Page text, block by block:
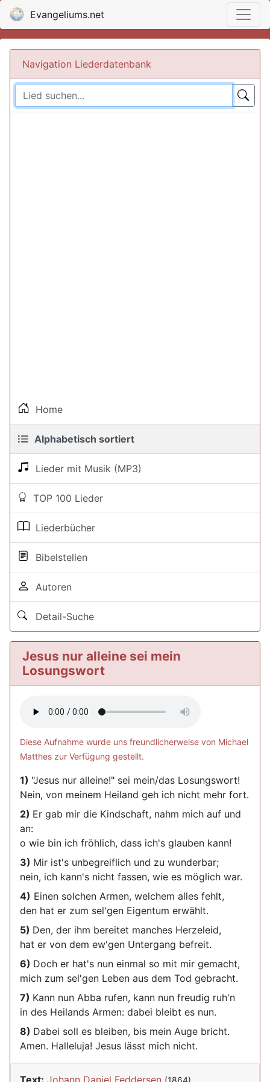
Evangeliums.net
Navigation Liederdatenbank
Home
Alphabetisch sortiert
Lieder mit Musik (MP3)
TOP 100 Lieder
Liederbücher
Bibelstellen
Autoren
Detail-Suche
Jesus nur alleine sei mein
Losungswort
Diese Aufnahme wurde uns freundlicherweise von Michael
Matthes zur Verfügung gestellt.
1) "Jesus nur alleine!" sei mein/das Losungswort!
Nein, von meinem Heiland geh ich nicht mehr fort.
2) Er gab mir die Kindschaft, nahm mich auf und
an:
o wie bin ich fröhlich, dass ich's glauben kann!
3) Mir ist's unbegreiflich und zu wunderbar;
nein, ich kann's nicht fassen, wie es möglich war.
4) Einen solchen Armen, welchem alles fehlt,
den hat er zum sel'gen Eigentum erwählt.
5) Den, der ihm bereitet manches Herzeleid,
hat er von dem ew'gen Untergang befreit.
6) Doch er hat's nun einmal so mit mir gemacht,
mich zum sel'gen Leben aus dem Tod gebracht.
7) Kann nun Abba rufen, kann nun freudig ruh'n
in des Heilands Armen: dabei bleibt es nun.
8) Dabei soll es bleiben, bis mein Auge bricht.
Amen. Halleluja! Jesus lässt mich nicht.
Text: Johann Daniel Feddersen (1864)